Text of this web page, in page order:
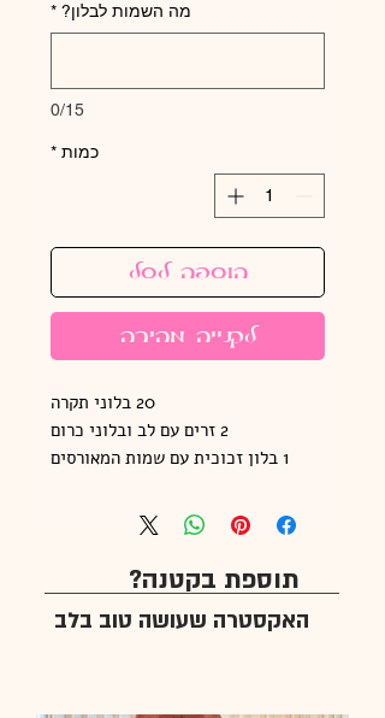
מה השמות לבלון? *
0/15
כמות *
הוספה לסל
לקנייה מהירה
20 בלוני תקרה
2 זרים עם לב ובלוני כרום
1 בלון זכוכית עם שמות המאורסים
תוספת בקטנה?
האקסטרה שעושה טוב בלב